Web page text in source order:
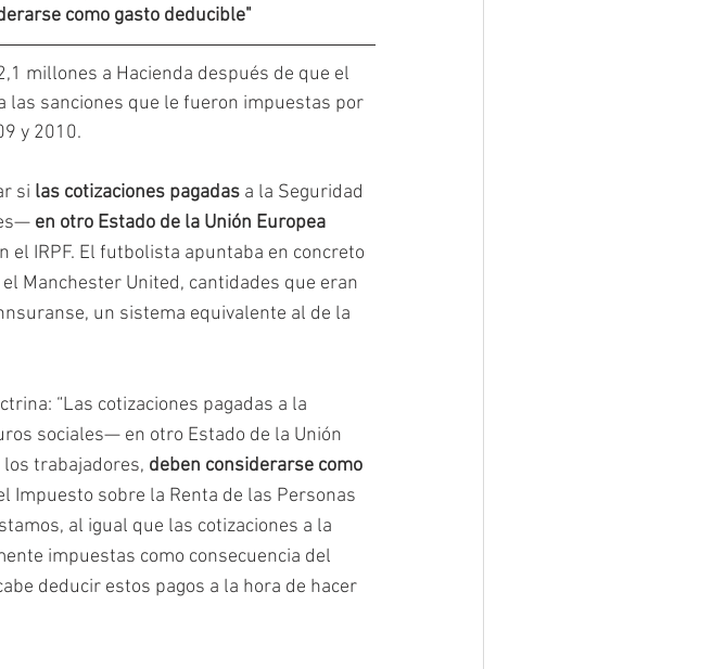
como gasto deducible"
millones a Hacienda después de que el
sanciones que le fueron impuestas por
y 2010.
si las cotizaciones pagadas a la Seguridad
en otro Estado de la Unión Europea
el IRPF. El futbolista apuntaba en concreto
Manchester United, cantidades que eran
un sistema equivalente al de la
“Las cotizaciones pagadas a la
sociales— en otro Estado de la Unión
trabajadores, deben considerarse como
Impuesto sobre la Renta de las Personas
al igual que las cotizaciones a la
impuestas como consecuencia del
deducir estos pagos a la hora de hacer